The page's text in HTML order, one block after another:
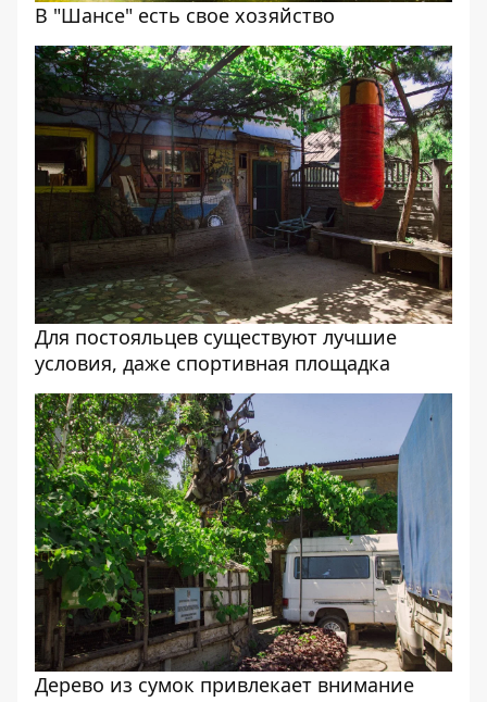
В "Шансе" есть свое хозяйство
Для постояльцев существуют лучшие
условия, даже спортивная площадка
Дерево из сумок привлекает внимание